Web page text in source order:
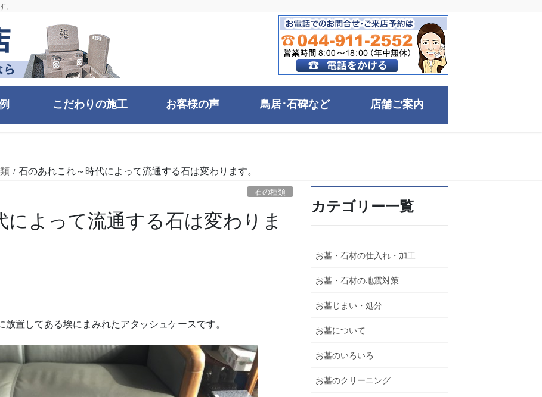
。
こだわりの施工 お客様の声 鳥居･石碑など 店舗ご案内
石のあれこれ～時代によって流通する石は変わります。
石の種類
よって流通する石は変わりま
置してある埃にまみれたアタッシュケースです。
カテゴリー一覧
お墓・石材の仕入れ・加工
お墓・石材の地震対策
お墓じまい・処分
お墓について
お墓のいろいろ
お墓のクリーニング